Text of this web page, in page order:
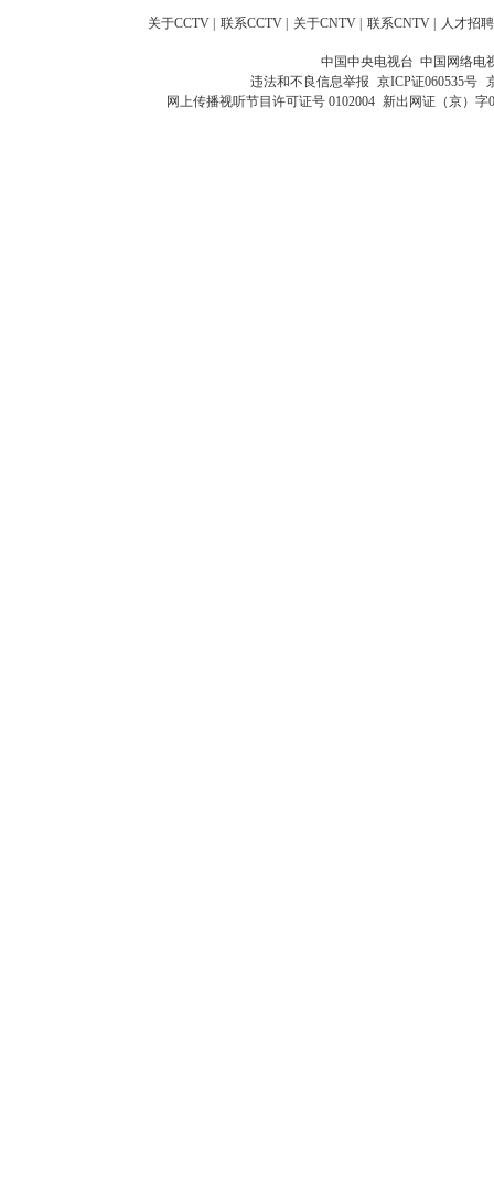
关于CCTV 联系CCTV 关于CNTV 联系CNTV 人才招聘
中国中央电视台 中国网络电
违法和不良信息举报 京ICP证060535号
网上传播视听节目许可证号 0102004 新出网证（京）